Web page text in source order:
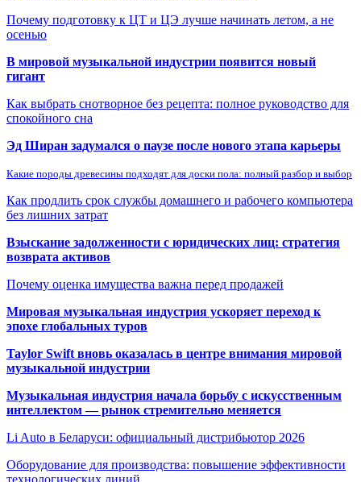
Почему подготовку к ЦТ и ЦЭ лучше начинать летом, а не
осенью
В мировой музыкальной индустрии появится новый
гигант
Как выбрать снотворное без рецепта: полное руководство для
спокойного сна
Эд Ширан задумался о паузе после нового этапа карьеры
Какие породы древесины подходят для доски пола: полный разбор и выбор
Как продлить срок службы домашнего и рабочего компьютера
без лишних затрат
Взыскание задолженности с юридических лиц: стратегия
возврата активов
Почему оценка имущества важна перед продажей
Мировая музыкальная индустрия ускоряет переход к
эпохе глобальных туров
Taylor Swift вновь оказалась в центре внимания мировой
музыкальной индустрии
Музыкальная индустрия начала борьбу с искусственным
интеллектом — рынок стремительно меняется
Li Auto в Беларуси: официальный дистрибьютор 2026
Оборудование для производства: повышение эффективности
технологических линий